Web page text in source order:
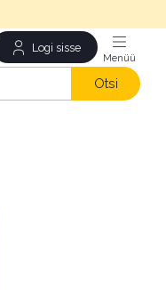
Logi sisse
Otsi